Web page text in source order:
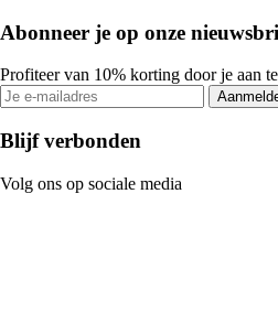
Abonneer je op onze
Profiteer van 10% korting door je aan
Blijf verbonden
Volg ons op sociale media